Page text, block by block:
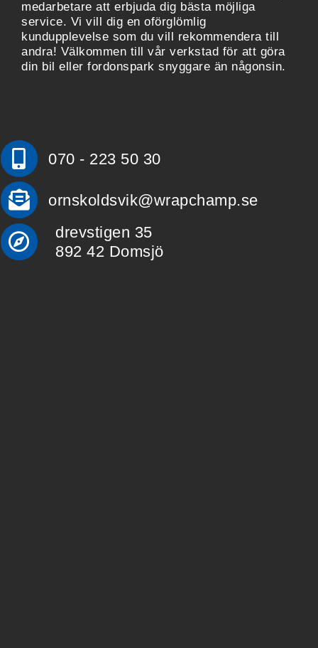
medarbetare att erbjuda dig bästa möjliga
service. Vi vill dig en oförglömlig
kundupplevelse som du vill rekommendera till
andra! Välkommen till vår verkstad för att göra
din bil eller fordonspark snyggare än någonsin.
070 - 223 50 30
ornskoldsvik@wrapchamp.se
drevstigen 35
892 42 Domsjö